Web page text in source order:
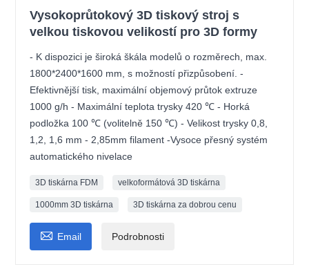
Vysokoprůtokový 3D tiskový stroj s
velkou tiskovou velikostí pro 3D formy
- K dispozici je široká škála modelů o rozměrech, max.
1800*2400*1600 mm, s možností přizpůsobení. -
Efektivnější tisk, maximální objemový průtok extruze
1000 g/h - Maximální teplota trysky 420 ℃ - Horká
podložka 100 ℃ (volitelně 150 ℃) - Velikost trysky 0,8,
1,2, 1,6 mm - 2,85mm filament -Vysoce přesný systém
automatického nivelace
3D tiskárna FDM velkoformátová 3D tiskárna
1000mm 3D tiskárna 3D tiskárna za dobrou cenu
 Email Podrobnosti